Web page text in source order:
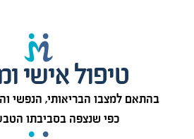
טיפול אישי
בהתאם למצבו הבריאותי, הנפשי
כפי שנצפה בסביבתו